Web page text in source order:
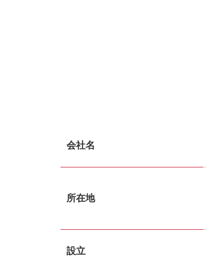
会社名
所在地
設立